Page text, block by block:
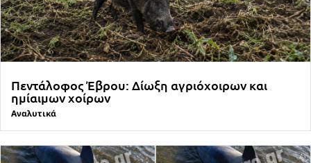
Πεντάλοφος Έβρου: Δίωξη αγριόχοιρων και
ημίαιμων χοίρων
Αναλυτικά